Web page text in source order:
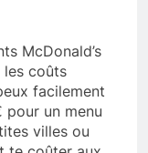
McDonald’s
coûts
facilement
pour un menu
villes ou